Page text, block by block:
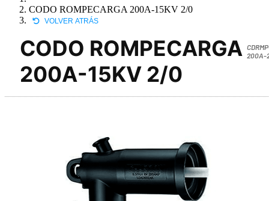
CODO ROMPECARGA 200A-15KV 2/0
VOLVER ATRÁS
CODO ROMPECARGA
200A-15KV 2/0
200A-